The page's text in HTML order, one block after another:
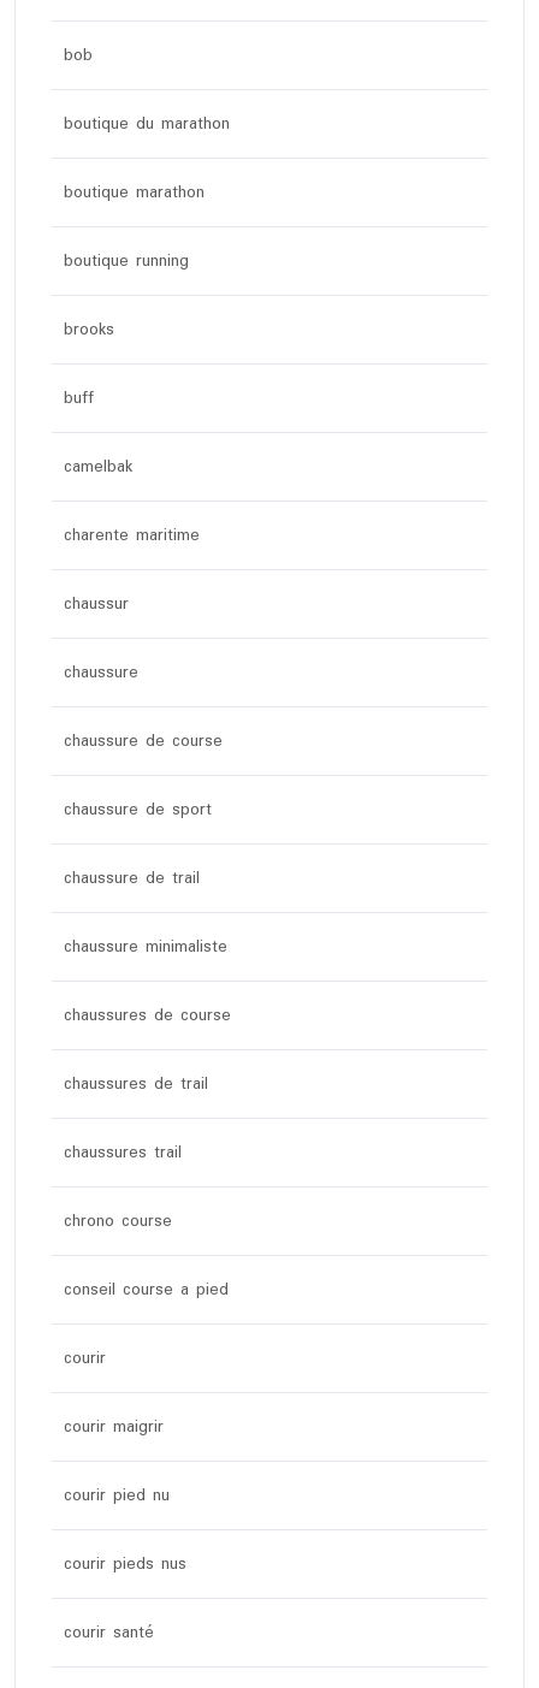
bob
boutique du marathon
boutique marathon
boutique running
brooks
buff
camelbak
charente maritime
chaussur
chaussure
chaussure de course
chaussure de sport
chaussure de trail
chaussure minimaliste
chaussures de course
chaussures de trail
chaussures trail
chrono course
conseil course a pied
courir
courir maigrir
courir pied nu
courir pieds nus
courir santé